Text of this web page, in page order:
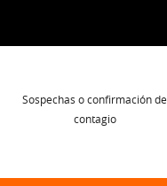
Sospechas o confirmación de
contagio